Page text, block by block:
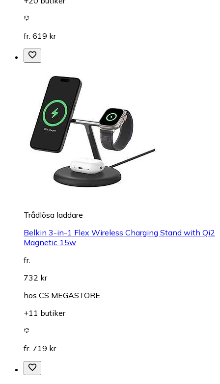
fr. 619 kr
Trådlösa laddare
Belkin 3-in-1 Flex Wireless Charging Stand with Qi2
Magnetic 15w
fr.
732 kr
hos CS MEGASTORE
+11 butiker
fr. 719 kr